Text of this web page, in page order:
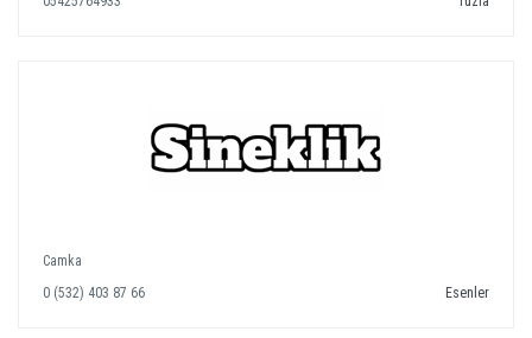
Camka
0 (532) 403 87 66
Esenler